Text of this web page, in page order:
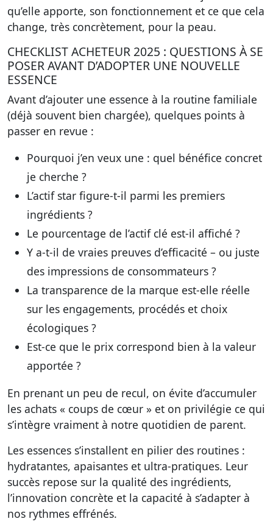
qu’elle apporte, son fonctionnement et ce que cela
change, très concrètement, pour la peau.
CHECKLIST ACHETEUR 2025 : QUESTIONS À SE
POSER AVANT D’ADOPTER UNE NOUVELLE
ESSENCE
Avant d’ajouter une essence à la routine familiale
(déjà souvent bien chargée), quelques points à
passer en revue :
Pourquoi j’en veux une : quel bénéfice concret
je cherche ?
L’actif star figure-t-il parmi les premiers
ingrédients ?
Le pourcentage de l’actif clé est-il affiché ?
Y a-t-il de vraies preuves d’efficacité – ou juste
des impressions de consommateurs ?
La transparence de la marque est-elle réelle
sur les engagements, procédés et choix
écologiques ?
Est-ce que le prix correspond bien à la valeur
apportée ?
En prenant un peu de recul, on évite d’accumuler
les achats « coups de cœur » et on privilégie ce qui
s’intègre vraiment à notre quotidien de parent.
Les essences s’installent en pilier des routines :
hydratantes, apaisantes et ultra-pratiques. Leur
succès repose sur la qualité des ingrédients,
l’innovation concrète et la capacité à s’adapter à
nos rythmes effrénés.